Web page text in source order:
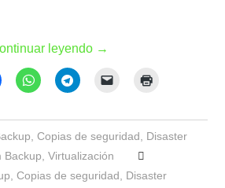
leyendo →
Copias de seguridad
Disaster
Backup ,Virtualización
,Copias de seguridad
Disaster